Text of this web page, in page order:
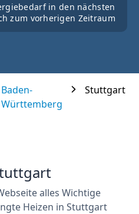
in den nächsten
zum vorherigen Zeitraum
Baden-
Württemberg
Stuttgart
alles Wichtige
Heizen in Stuttgart